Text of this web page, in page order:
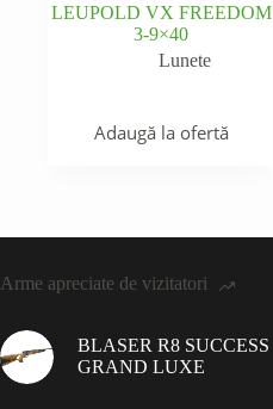
LEUPOLD VX FREEDOM
3-9×40
Lunete
Adaugă la ofertă
Arme apreciate de vizitatori
BLASER R8 SUCCESS
GRAND LUXE